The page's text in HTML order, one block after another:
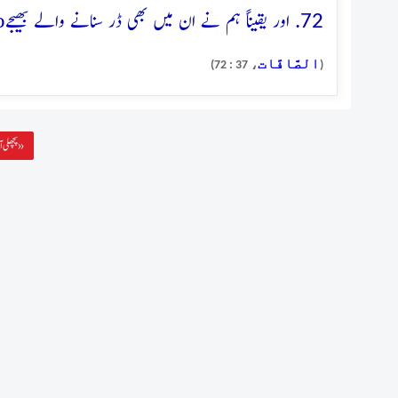
72. اور یقیناً ہم نے ان میں بھی ڈر سنانے والے بھیجے
( الصَّافَّات، 37 : 72)
پچھلی آیت »